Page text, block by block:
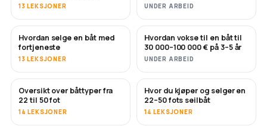
13 LEKSJONER UNDER ARBEID
NYTT
Hvordan selge en båt med
fortjeneste
13 LEKSJONER
NYTT
Hvordan vokse til en båt til
30 000–100 000 € på 3–5 år
UNDER ARBEID
SNART
Oversikt over båttyper fra
22 til 50 fot
14 LEKSJONER
SNART
Hvor du kjøper og selger en
22–50 fots seilbåt
14 LEKSJONER